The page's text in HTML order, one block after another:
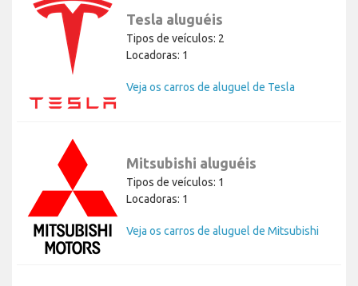
Tesla aluguéis
Tipos de veículos: 2
Locadoras: 1
Veja os carros de aluguel de Tesla
Mitsubishi aluguéis
Tipos de veículos: 1
Locadoras: 1
Veja os carros de aluguel de Mitsubishi